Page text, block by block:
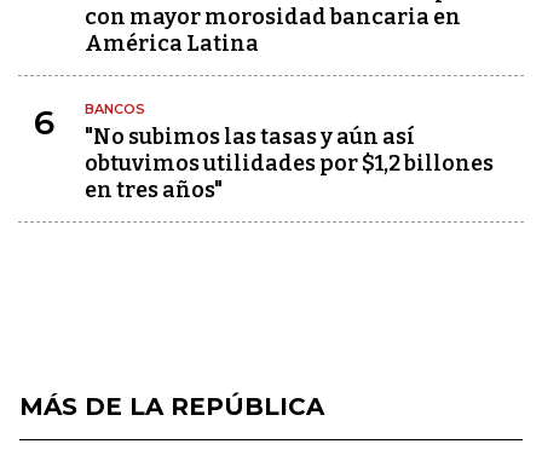
con mayor morosidad bancaria en
América Latina
6 BANCOS
"No subimos las tasas y aún así
obtuvimos utilidades por $1,2 billones
en tres años"
MÁS DE LA REPÚBLICA